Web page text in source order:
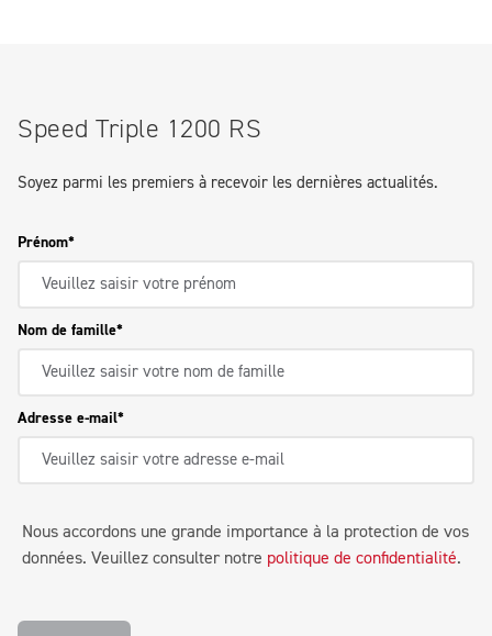
Speed Triple 1200 RS
Soyez parmi les premiers à recevoir les dernières actualités.
Prénom
Nom de famille
Adresse e-mail
Nous accordons une grande importance à la protection de vos
données. Veuillez consulter notre politique de confidentialité.